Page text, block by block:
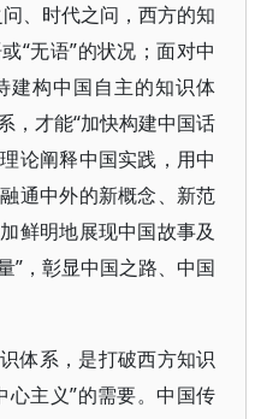
、时代之问，西方的知
“无语”的状况；面对中
建构中国自主的知识体
，才能“加快构建中国话
论阐释中国实践，用中
通中外的新概念、新范
鲜明地展现中国故事及
”，彰显中国之路、中国
体系，是打破西方知识
心主义”的需要。中国传